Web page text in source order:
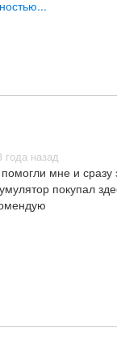
я дважды не
года назад
мне и
покупал